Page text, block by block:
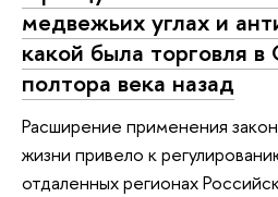
медвежьих углах и
какой была торговля
полтора века назад
Расширение применения
жизни привело к
отдаленных регионах